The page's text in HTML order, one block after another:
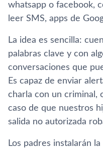
whatsapp o facebook,
leer SMS, apps de
La idea es sencilla:
palabras clave y con
conversaciones que
Es capaz de enviar
charla con un criminal,
caso de que nuestros
salida no autorizada
Los padres instalarán